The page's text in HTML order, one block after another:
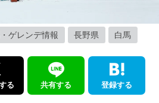
ゲレンデ情報 長野県 白馬
る 共有する 登録する